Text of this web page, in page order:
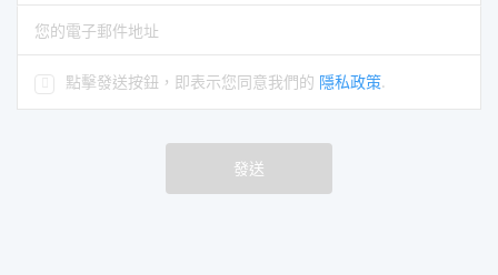
請輸入您的名字
請輸入正確的電子郵件地址
點擊發送按鈕，即表示您同意我們的 隱私政策.
發送